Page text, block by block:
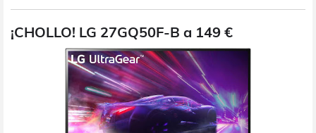
¡CHOLLO! LG 27GQ50F-B a 149 €